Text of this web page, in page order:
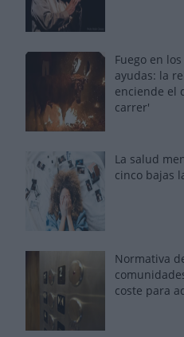
Fuego en
ayudas: la
enciende el
carrer'
La salud
cinco bajas
Normativa
coste para